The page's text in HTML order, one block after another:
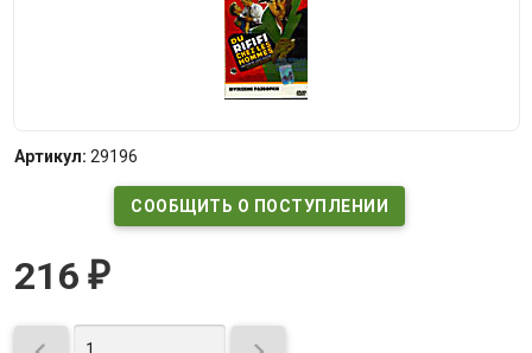
Артикул: 29196
СООБЩИТЬ О ПОСТУПЛЕНИИ
216 ₽